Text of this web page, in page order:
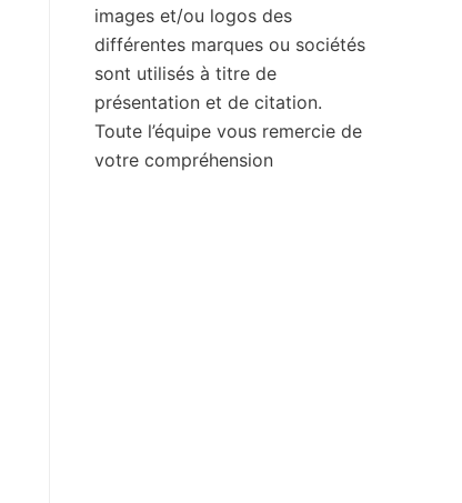
images et/ou logos des
différentes marques ou sociétés
sont utilisés à titre de
présentation et de citation.
Toute l’équipe vous remercie de
votre compréhension